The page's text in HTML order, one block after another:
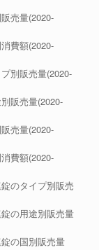
売量(2020-
費額(2020-
別販売量(2020-
販売量(2020-
売量(2020-
費額(2020-
のタイプ別販売
の用途別販売量
の国別販売量